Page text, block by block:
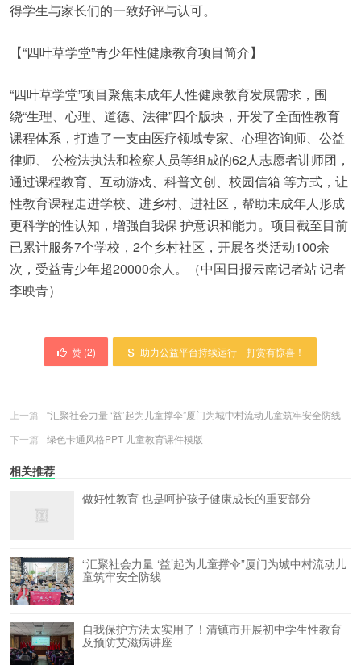
得学生与家长们的一致好评与认可。
【“四叶草学堂”青少年性健康教育项目简介】
“四叶草学堂”项目聚焦未成年人性健康教育发展需求，围
绕“生理、心理、道德、法律”四个版块，开发了全面性教育
课程体系，打造了一支由医疗领域专家、心理咨询师、公益
律师、 公检法执法和检察人员等组成的62人志愿者讲师团，
通过课程教育、互动游戏、科普文创、校园信箱 等方式，让
性教育课程走进学校、进乡村、进社区，帮助未成年人形成
更科学的性认知，增强自我保 护意识和能力。项目截至目前
已累计服务7个学校，2个乡村社区，开展各类活动100余
次，受益青少年超20000余人。（中国日报云南记者站 记者
李映青）
赞 (2) 助力公益平台持续运行---打赏有惊喜！
上一篇
“汇聚社会力量 ‘益’起为儿童撑伞”厦门为城中村流动儿童筑牢安全防线
下一篇
绿色卡通风格PPT 儿童教育课件模版
相关推荐
做好性教育 也是呵护孩子健康成长的重要部分
“汇聚社会力量 ‘益’起为儿童撑伞”厦门为城中村流动儿
童筑牢安全防线
自我保护方法太实用了！清镇市开展初中学生性教育
及预防艾滋病讲座